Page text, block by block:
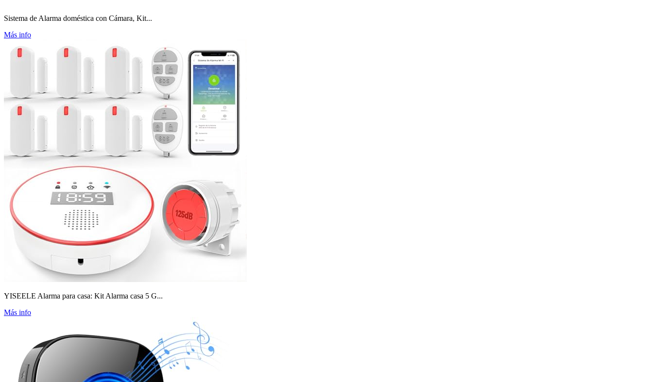
Sistema de Alarma doméstica con Cámara, Kit...
Más info
YISEELE Alarma para casa: Kit Alarma casa 5 G...
Más info